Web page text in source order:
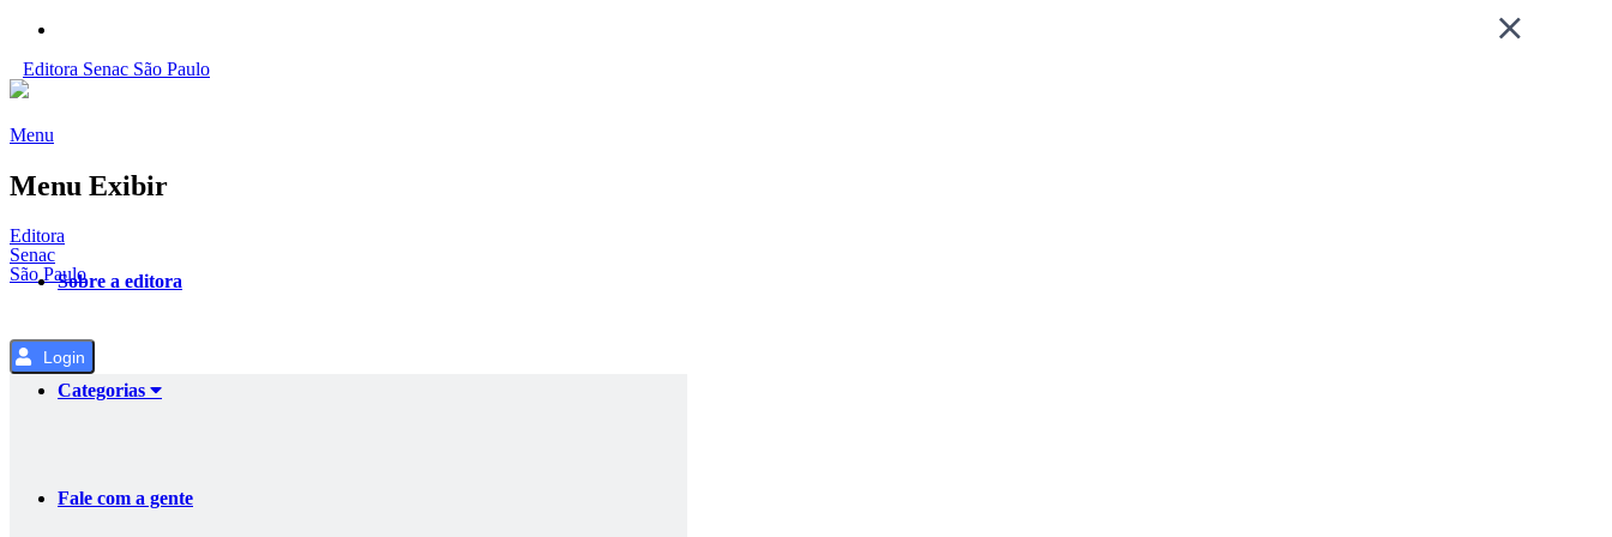
o
Editora Senac São Paulo
Menu
Menu Exibir
Editora
Senac
São PauloSobre a editora
Categorias
Fale com a gente
Login